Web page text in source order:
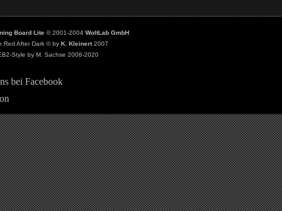
Board Lite© 2001-2004 WoltLab GmbH
Red After Dark © by K. Kleinert2007
Style by M. Sachse 2008-2020
bei Facebook